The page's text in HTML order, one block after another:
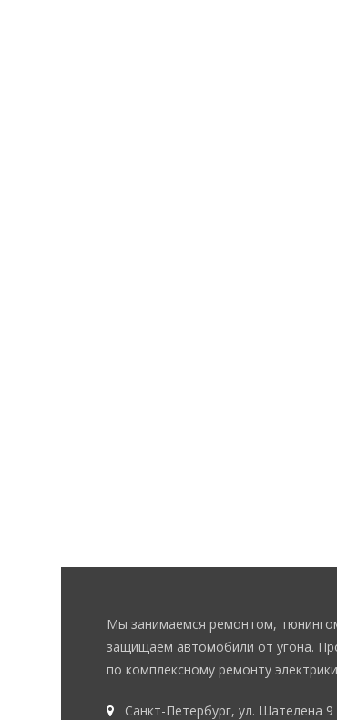
Мы занимаемся ремонтом,
защищаем автомобили от угона.
по комплексному ремонту
Санкт-Петербург, ул. Шателена 9